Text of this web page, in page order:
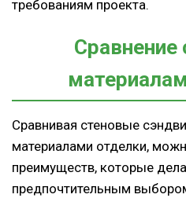
требованиям проекта.
Сравнение
Сравнивая стеновые
материалами отделки,
преимуществ, которые
предпочтительным